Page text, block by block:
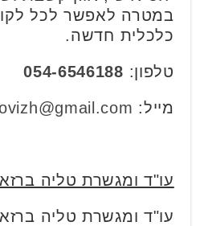
במטרה לאפשר לכל
כלכלית חדשה.
טלפון: 054-6546188
מייל:
עו"ד ומגשרת טליה
עו"ד ומגשרת טליה